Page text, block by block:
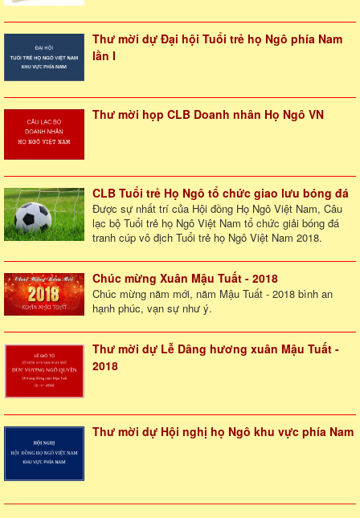
Thư mời dự Đại hội Tuổi trẻ họ Ngô phía Nam
lần I
Thư mời họp CLB Doanh nhân Họ Ngô VN
CLB Tuổi trẻ Họ Ngô tổ chức giao lưu bóng đá
Được sự nhất trí của Hội đồng Họ Ngô Việt Nam, Câu
lạc bộ Tuổi trẻ họ Ngô Việt Nam tổ chức giải bóng đá
tranh cúp vô địch Tuổi trẻ họ Ngô Việt Nam 2018.
Chúc mừng Xuân Mậu Tuất - 2018
Chúc mừng năm mới, năm Mậu Tuất - 2018 bình an
hạnh phúc, vạn sự như ý.
Thư mời dự Lễ Dâng hương xuân Mậu Tuất -
2018
Thư mời dự Hội nghị họ Ngô khu vực phía Nam